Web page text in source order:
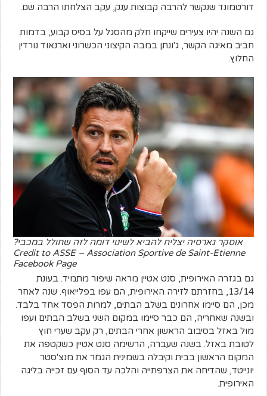
דורטמונד שנקשר להרבה קבוצות ענק, עקב הצלחתו הרבה שם.
גם השנה יהיו צעירים שייקחו חלק מהסגל על בסיס קבוע, בדמות
חביב מאיגה הקשר, ג'ונתן במבה הקיצוני הכשרוני וארנאוד נורדין
החלוץ.
אוסקר גארסיה יצליח להביא לשינוי דומה לזה שחולל במכבי?
Credit to ASSE – Association Sportive de Saint-Etienne
Facebook Page
גם בגזרה האירופית, סנט אטיין מראה שיפור מתמיד. בעונת
13/14, בחזרתם לזירה האירופית, הם עפו בפלייאוף. שנה לאחר
מכן, הם סיימו אחרונים בשלב הבתים, למרות הפסד אחד בלבד.
ובשנה שאחריה, הם כבר סיימו במקום השני בשלב הבתים ועפו
מול באזל בסיבוב הראשון אחרי הבתים, רק עקב שערי חוץ
לטובת באזל. בשנה שעברה, הרשימה סנט אטיין כשקטפה את
המקום הראשון בבית וקיבלה בשמינית הגמר את מנצ'סטר
יונייטד, שהדיחה את הצרפתייה והלכה עד הסוף עם זכייה בליגה
האירופית.